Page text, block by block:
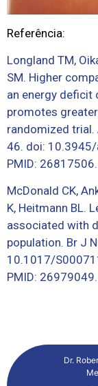
Referência:
Longland TM,
SM. Higher
an energy deficit
promotes
randomized trial.
46. doi:
PMID: 26817506.
McDonald CK,
K, Heitmann BL.
associated with
population. Br J
10.1017/
PMID: 26979049.
Dr.